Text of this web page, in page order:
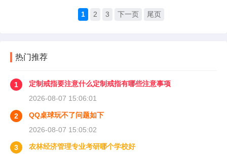
1 2 3 下一页 尾页
热门推荐
1
定制戒指要注意什么定制戒指有哪些注意事项
2026-08-07 15:06:01
2
QQ桌球玩不了问题如下
2026-08-07 15:05:02
3
农林经济管理专业考研哪个学校好